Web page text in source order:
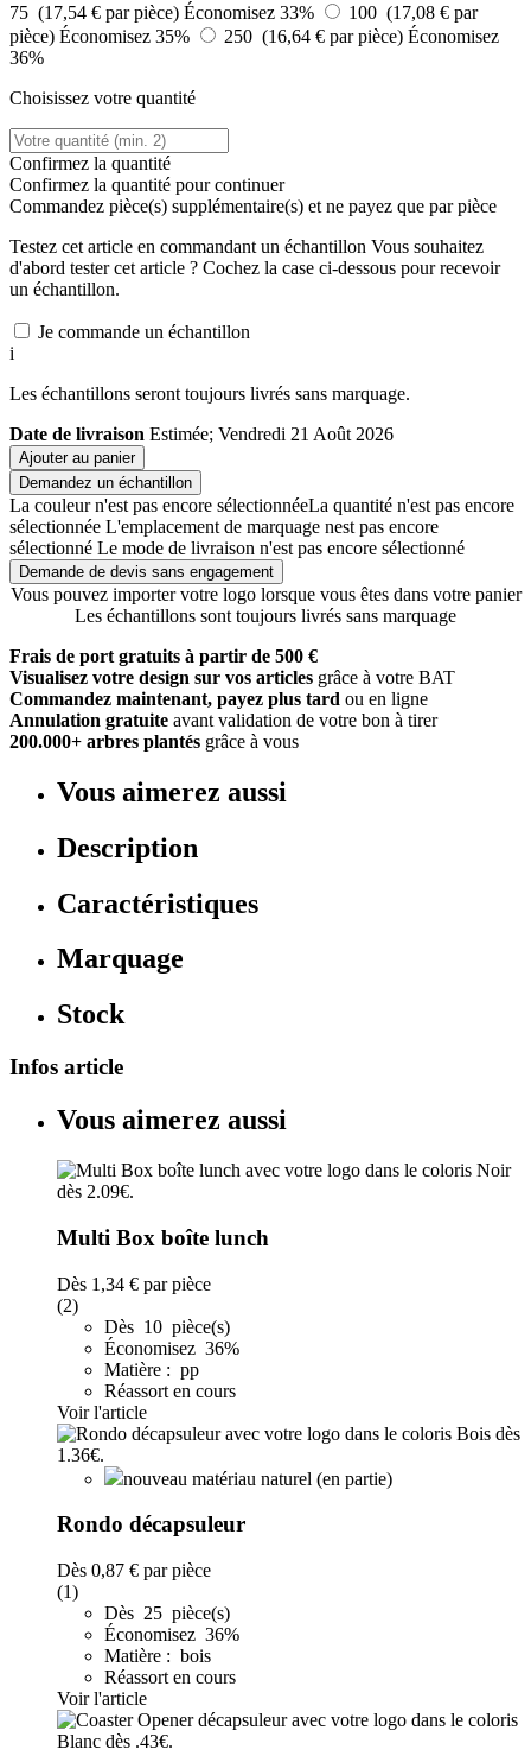
75 (17,54 € par pièce) Économisez 33%
100 (17,08 € par
pièce) Économisez 35% 250 (16,64 € par pièce) Économisez
36%
Choisissez votre quantité
Confirmez la quantité
Confirmez la quantité pour continuer
Commandez pièce(s) supplémentaire(s) et ne payez que par pièce
Testez cet article en commandant un échantillon Vous souhaitez
d'abord tester cet article ? Cochez la case ci-dessous pour recevoir
un échantillon.
Je commande un échantillon
i
Les échantillons seront toujours livrés sans marquage.
Date de livraison Estimée; Vendredi 21 Août 2026
Ajouter au panier
Demandez un échantillon
La couleur n'est pas encore sélectionnéeLa quantité n'est pas encore
sélectionnée L'emplacement de marquage nest pas encore
sélectionné Le mode de livraison n'est pas encore sélectionné
Demande de devis sans engagement
Vous pouvez importer votre logo lorsque vous êtes dans votre panier
Les échantillons sont toujours livrés sans marquage
Frais de port gratuits à partir de 500 €
Visualisez votre design sur vos articles grâce à votre BAT
Commandez maintenant, payez plus tard ou en ligne
Annulation gratuite avant validation de votre bon à tirer
200.000+ arbres plantés grâce à vous
Vous aimerez aussi
Description
Caractéristiques
Marquage
Stock
Infos article
Vous aimerez aussi
Multi Box boîte lunch
Dès 1,34 € par pièce
(2)
Dès 10 pièce(s)
Économisez 36%
Matière : pp
Réassort en cours
Voir l'article
nouveau matériau naturel (en partie)
Rondo décapsuleur
Dès 0,87 € par pièce
(1)
Dès 25 pièce(s)
Économisez 36%
Matière : bois
Réassort en cours
Voir l'article